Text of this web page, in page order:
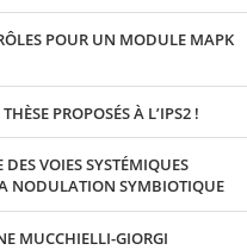
POUR UN MODULE MAPK
PROPOSÉS À L’IPS2 !
DES VOIES SYSTÉMIQUES
NODULATION SYMBIOTIQUE
MUCCHIELLI-GIORGI